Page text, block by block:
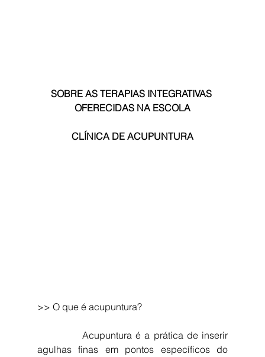
SOBRE AS TERAPIAS INTEGRATIVAS
OFERECIDAS NA ESCOLA
CLÍNICA DE ACUPUNTURA
>> O que é acupuntura?
agulhas finas em pontos específicos do